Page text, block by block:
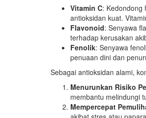
Vitamin C: Kedondong
antioksidan kuat.
Flavonoid: Senyawa
terhadap kerusakan
Fenolik: Senyawa
penuaan dini dan
Sebagai antioksidan alami,
Menurunkan Risiko
membantu melindungi
Mempercepat